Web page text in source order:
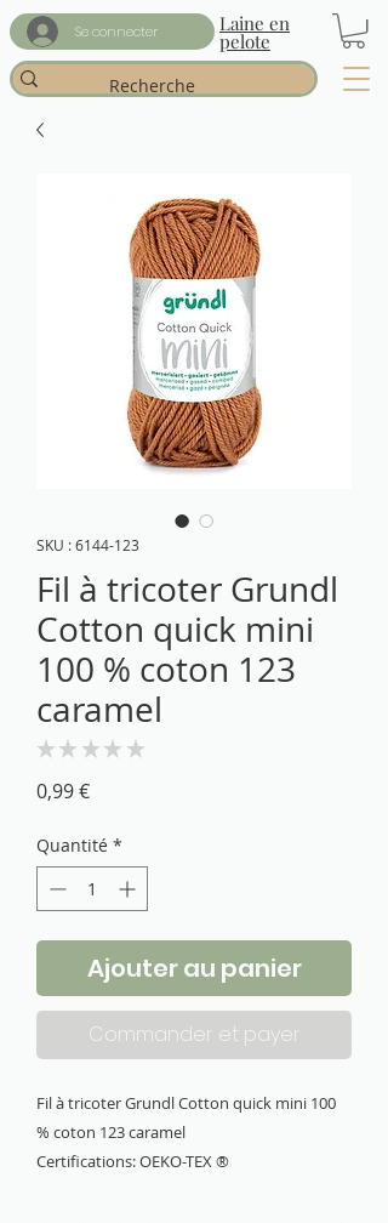
Se connecter Laine en
pelote
SKU : 6144-123
Fil à tricoter Grundl
Cotton quick mini
100 % coton 123
caramel
★ ★ ★ ★ ★
0,99 €Prix
Quantité *
Ajouter au panier
Commander et payer
Fil à tricoter Grundl Cotton quick mini 100
% coton 123 caramel
Certifications: OEKO-TEX ®